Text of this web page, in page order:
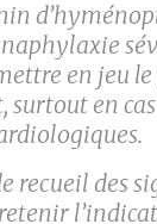
en jeu
en
recueil des